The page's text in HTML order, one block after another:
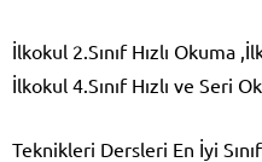
İlkokul 2.Sınıf Hızlı Okuma
İlkokul 4.Sınıf Hızlı ve Seri
Teknikleri Dersleri En İyi